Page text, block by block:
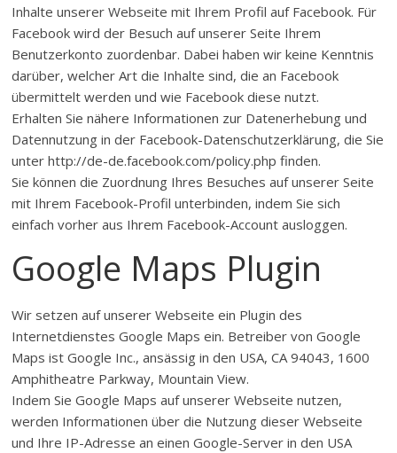
Inhalte unserer Webseite mit Ihrem Profil auf Facebook. Für
Facebook wird der Besuch auf unserer Seite Ihrem
Benutzerkonto zuordenbar. Dabei haben wir keine Kenntnis
darüber, welcher Art die Inhalte sind, die an Facebook
übermittelt werden und wie Facebook diese nutzt.
Erhalten Sie nähere Informationen zur Datenerhebung und
Datennutzung in der Facebook-Datenschutzerklärung, die Sie
unter http://de-de.facebook.com/policy.php finden.
Sie können die Zuordnung Ihres Besuches auf unserer Seite
mit Ihrem Facebook-Profil unterbinden, indem Sie sich
einfach vorher aus Ihrem Facebook-Account ausloggen.
Google Maps Plugin
Wir setzen auf unserer Webseite ein Plugin des
Internetdienstes Google Maps ein. Betreiber von Google
Maps ist Google Inc., ansässig in den USA, CA 94043, 1600
Amphitheatre Parkway, Mountain View.
Indem Sie Google Maps auf unserer Webseite nutzen,
werden Informationen über die Nutzung dieser Webseite
und Ihre IP-Adresse an einen Google-Server in den USA